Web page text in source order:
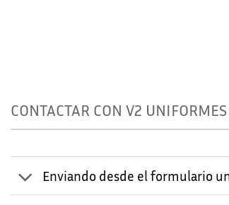
CONTACTAR CON V2
Enviando desde el formulario